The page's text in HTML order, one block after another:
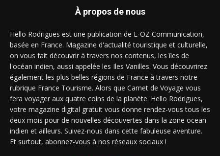
À propos de nous
Hello Rodrigues est une publication de L-OZ Communication,
basée en France. Magazine d'actualité touristique et culturelle,
on vous fait découvrir à travers nos contenus, les îles de
l'océan indien, aussi appelée les Iles Vanilles. Vous découvrirez
également les plus belles régions de France à travers notre
rubrique France Tourisme. Alors que Carnet de Voyage vous
fera voyager aux quatre coins de la planète. Hello Rodrigues,
votre magazine digital gratuit vous donne rendez-vous tous les
deux mois pour de nouvelles découvertes dans la zone ocean
indien et ailleurs. Suivez-nous dans cette fabuleuse aventure.
Et surtout, abonnez-vous à nos réseaux sociaux !